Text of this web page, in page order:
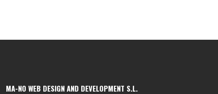
MA-NO WEB DESIGN AND DEVELOPMENT S.L.